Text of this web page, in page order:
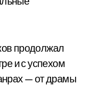
продолжал
и с успехом
— от драмы